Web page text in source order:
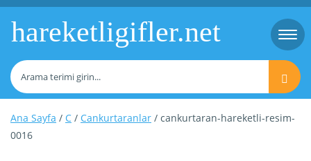
hareketligifler.net
Ana Sayfa / C / Cankurtaranlar / cankurtaran-hareketli-resim-
0016